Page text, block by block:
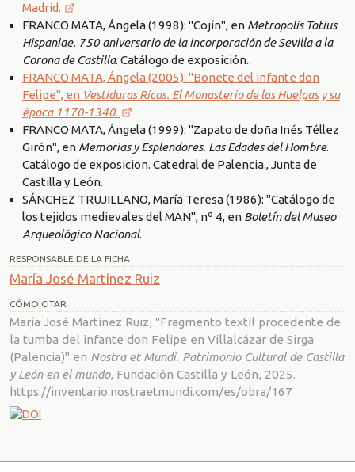
Madrid.
FRANCO MATA, Ángela (1998): "Cojín", en Metropolis Totius
Hispaniae. 750 aniversario de la incorporación de Sevilla a la
Corona de Castilla. Catálogo de exposición..
FRANCO MATA, Ángela (2005): "Bonete del infante don
Felipe", en Vestiduras Ricas. El Monasterio de las Huelgas y su
época 1170-1340.
FRANCO MATA, Ángela (1999): "Zapato de doña Inés Téllez
Girón", en Memorias y Esplendores. Las Edades del Hombre.
Catálogo de exposicion. Catedral de Palencia., Junta de
Castilla y León.
SÁNCHEZ TRUJILLANO, María Teresa (1986): "Catálogo de
los tejidos medievales del MAN", nº 4, en Boletín del Museo
Arqueológico Nacional.
RESPONSABLE DE LA FICHA
María José Martínez Ruiz
CÓMO CITAR
María José Martínez Ruiz, "Fragmento textil procedente de
la tumba del infante don Felipe en Villalcázar de Sirga
(Palencia)" en Nostra et Mundi. Patrimonio Cultural de Castilla
y León en el mundo, Fundación Castilla y León, 2025.
https://inventario.nostraetmundi.com/es/obra/167